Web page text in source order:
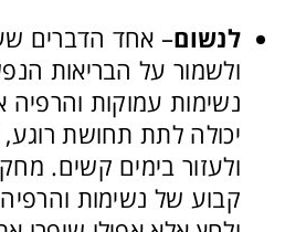
לנשום– אחד הדברים
ולשמור על הבריאות
נשימות עמוקות
יכולה לתת תחושת
ולעזור בימים קשים.
קבוע של נשימות